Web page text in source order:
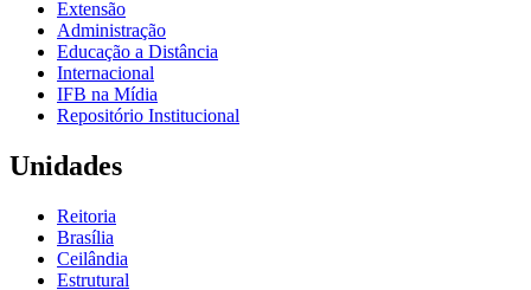
Extensão
Administração
Educação a Distância
Internacional
IFB na Mídia
Repositório Institucional
Unidades
Reitoria
Brasília
Ceilândia
Estrutural